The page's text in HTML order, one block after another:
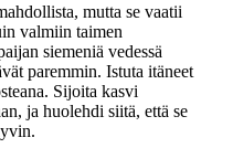
mutta se vaatii
valmiin taimen
siemeniä vedessä
paremmin. Istuta itäneet
Sijoita kasvi
ja huolehdi siitä, että se